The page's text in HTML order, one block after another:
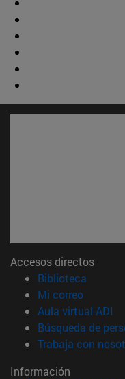
Accesos directos
Biblioteca
Mi correo(abre en
Aula virtual ADI
Búsqueda de
Trabaja con
Información